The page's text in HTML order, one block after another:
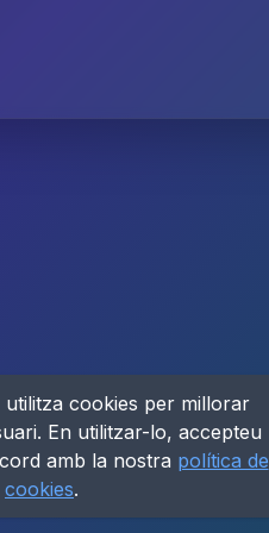
cookies per millorar
En utilitzar-lo, accepteu
amb la nostra política de
cookies.